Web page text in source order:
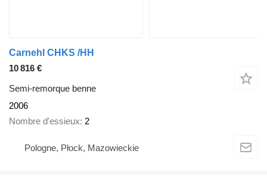
Carnehl CHKS /HH
10 816 €
Semi-remorque benne
2006
Nombre d'essieux 2
Pologne, Płock, Mazowieckie